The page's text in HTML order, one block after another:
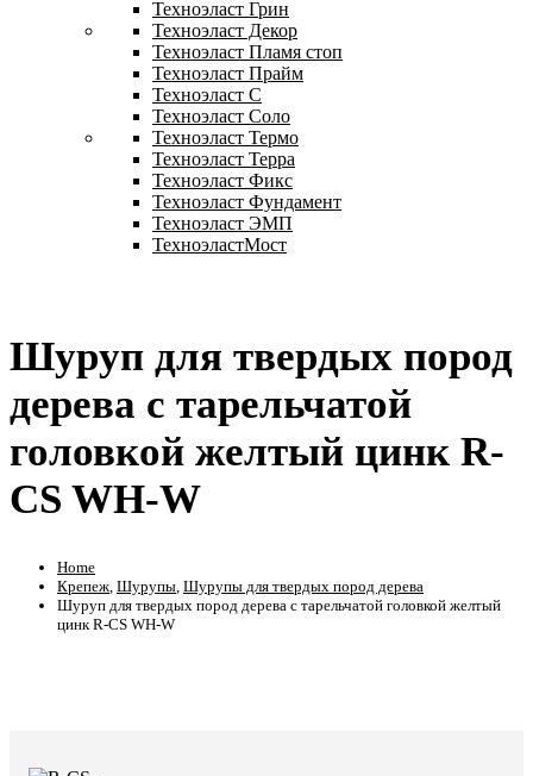
Техноэласт Грин
Техноэласт Декор
Техноэласт Пламя стоп
Техноэласт Прайм
Техноэласт С
Техноэласт Соло
Техноэласт Термо
Техноэласт Терра
Техноэласт Фикс
Техноэласт Фундамент
Техноэласт ЭМП
ТехноэластМост
Шуруп для твердых пород
дерева с тарельчатой
головкой желтый цинк R-
CS WH-W
Home
Крепеж, Шурупы, Шурупы для твердых пород дерева
Шуруп для твердых пород дерева с тарельчатой головкой желтый
цинк R-CS WH-W